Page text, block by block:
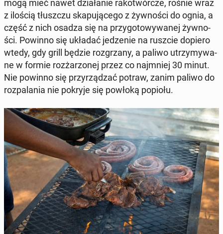
mogą mieć nawet dzia­ła­nie ra­ko­twór­cze, rośnie wraz
z ilością tłusz­czu ska­pu­ją­ce­go z żyw­no­ści do ognia, a
część z nich osadza się na przy­go­to­wy­wa­nej żyw­no­
ści. Powinno się układać je­dze­nie na ruszcie dopiero
wtedy, gdy grill będzie roz­grza­ny, a paliwo utrzy­my­wa­
ne w formie roz­ża­rzo­nej przez co naj­mniej 30 minut.
Nie powinno się przy­rzą­dzać potraw, zanim paliwo do
roz­pa­la­nia nie pokryje się powłoką popiołu.